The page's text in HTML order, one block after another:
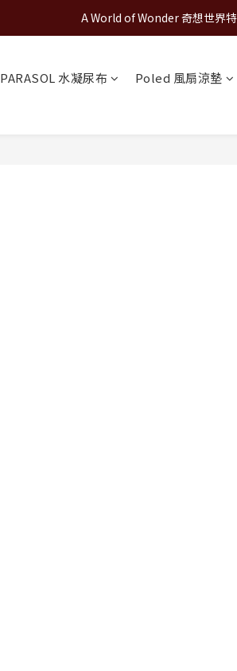
A World of Wonder 奇想世界
古北町總代理官方商城 hegen/
A World of Wonder 奇想世界
PARASOL 水凝尿布 Poled 風扇涼墊